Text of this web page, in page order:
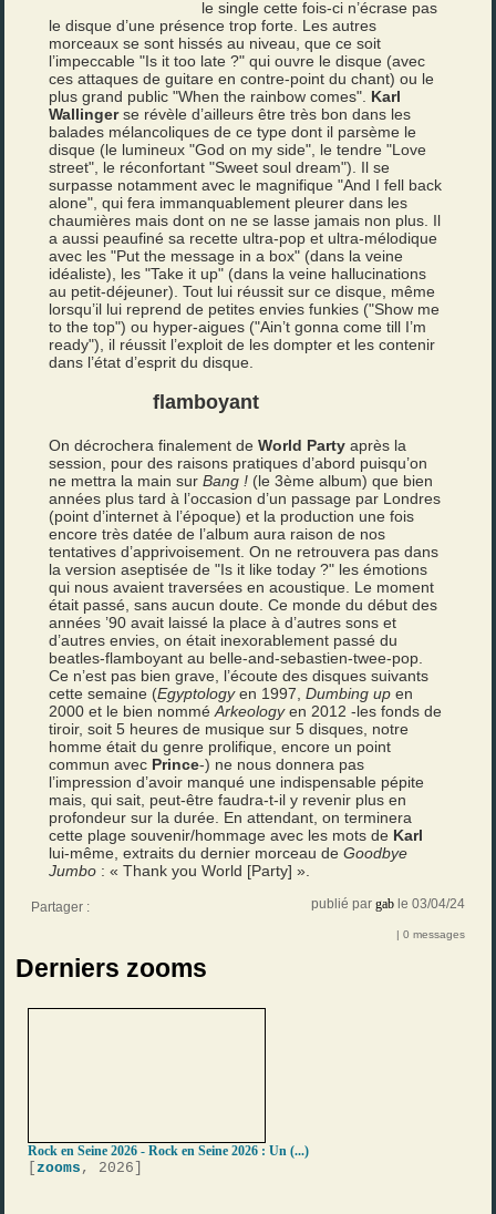
le single cette fois-ci n’écrase pas
le disque d’une présence trop forte. Les autres
morceaux se sont hissés au niveau, que ce soit
l’impeccable "Is it too late ?" qui ouvre le disque (avec
ces attaques de guitare en contre-point du chant) ou le
plus grand public "When the rainbow comes". Karl
Wallingerse révèle d’ailleurs être très bon dans les
balades mélancoliques de ce type dont il parsème le
disque (le lumineux "God on my side", le tendre "Love
street", le réconfortant "Sweet soul dream"). Il se
surpasse notamment avec le magnifique "And I fell back
alone", qui fera immanquablement pleurer dans les
chaumières mais dont on ne se lasse jamais non plus. Il
a aussi peaufiné sa recette ultra-pop et ultra-mélodique
avec les "Put the message in a box" (dans la veine
idéaliste), les "Take it up" (dans la veine hallucinations
au petit-déjeuner). Tout lui réussit sur ce disque, même
lorsqu’il lui reprend de petites envies funkies ("Show me
to the top") ou hyper-aigues ("Ain’t gonna come till I’m
ready"), il réussit l’exploit de les dompter et les contenir
dans l’état d’esprit du disque.
flamboyant
On décrochera finalement deWorld Party après la
session, pour des raisons pratiques d’abord puisqu’on
ne mettra la main surBang ! (le 3ème album) que bien
années plus tard à l’occasion d’un passage par Londres
(point d’internet à l’époque) et la production une fois
encore très datée de l’album aura raison de nos
tentatives d’apprivoisement. On ne retrouvera pas dans
la version aseptisée de "Is it like today ?" les émotions
qui nous avaient traversées en acoustique. Le moment
était passé, sans aucun doute. Ce monde du début des
années ’90 avait laissé la place à d’autres sons et
d’autres envies, on était inexorablement passé du
beatles-flamboyant au belle-and-sebastien-twee-pop.
Ce n’est pas bien grave, l’écoute des disques suivants
cette semaine (Egyptologyen 1997,Dumbing up en
2000 et le bien nomméArkeologyen 2012 -les fonds de
tiroir, soit 5 heures de musique sur 5 disques, notre
homme était du genre prolifique, encore un point
commun avec Prince-) ne nous donnera pas
l’impression d’avoir manqué une indispensable pépite
mais, qui sait, peut-être faudra-t-il y revenir plus en
profondeur sur la durée. En attendant, on terminera
cette plage souvenir/hommage avec les mots de Karl
lui-même, extraits du dernier morceau deGoodbye
Jumbo : « Thank you World [Party] ».
Partager : publié par gab le 03/04/24
| 0 messages
Derniers zooms
Rock en Seine 2026 - Rock en Seine 2026 : Un (...)
[zooms , 2026]